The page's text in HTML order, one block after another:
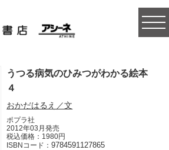
うつる病気のひみつがわかる絵本
４
おかだはるえ／文
ポプラ社
2012年03月発売
税込価格：1980円
ISBNコード：9784591127865